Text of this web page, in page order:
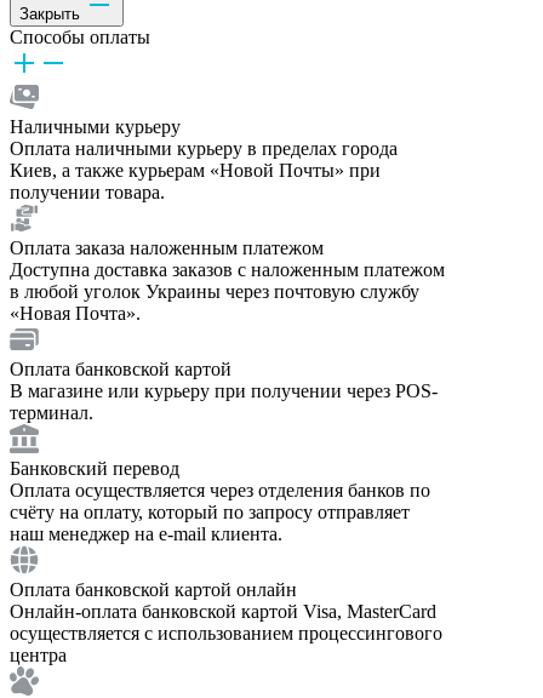
Закрыть
Способы оплаты
Наличными курьеру
Оплата наличными курьеру в пределах города
Киев, а также курьерам «Новой Почты» при
получении товара.
Оплата заказа наложенным платежом
Доступна доставка заказов с наложенным платежом
в любой уголок Украины через почтовую службу
«Новая Почта».
Оплата банковской картой
В магазине или курьеру при получении через POS-
терминал.
Банковский перевод
Оплата осуществляется через отделения банков по
счёту на оплату, который по запросу отправляет
наш менеджер на e-mail клиента.
Оплата банковской картой онлайн
Онлайн-оплата банковской картой Visa, MasterCard
осуществляется с использованием процессингового
центра